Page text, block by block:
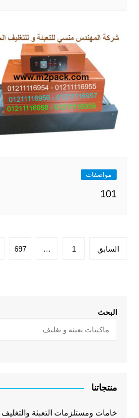
مواصفات
101
تعدد
السابق 1
…
697
البحث
منتجاتنا
خامات ومستلزمات التعبئة والتغليف